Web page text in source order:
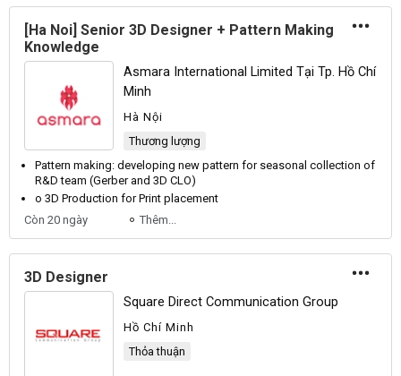
[Ha Noi] Senior 3D Designer + Pattern Making
Knowledge
Asmara International Limited Tại Tp. Hồ Chí
Minh
Hà Nội
Thương lượng
Pattern making: developing new pattern for seasonal collection of
R&D team (Gerber and 3D CLO)
o 3D Production for Print placement
Còn 20 ngày
Thêm...
3D Designer
Square Direct Communication Group
Hồ Chí Minh
Thỏa thuận